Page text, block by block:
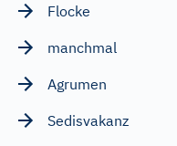
Flocke
manchmal
Agrumen
Sedisvakanz